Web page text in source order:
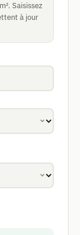
Saisissez
à jour